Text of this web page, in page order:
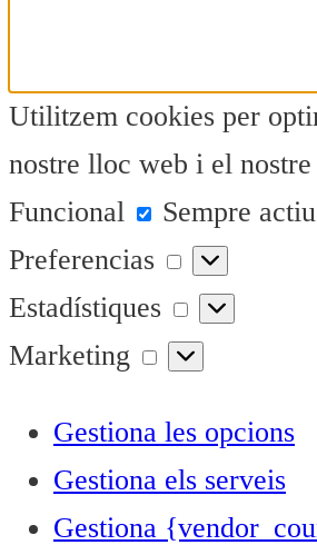
Utilitzem cookies per
nostre lloc web i el nostre
Funcional
Funcional
Sempre actiu
Preferencias
Estadístiques
Marketing
Marketing
Gestiona les opcions
Gestiona els serveis
Gestiona